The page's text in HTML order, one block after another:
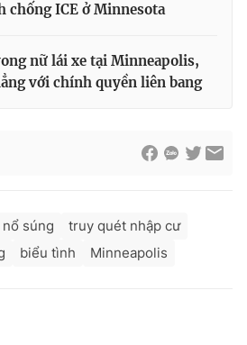
chống ICE ở Minnesota
nữ lái xe tại Minneapolis,
với chính quyền liên bang
nổ súng
truy quét nhập cư
biểu tình Minneapolis